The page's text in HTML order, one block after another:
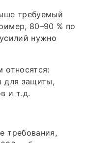
требуемый
80–90 % по
нужно
относятся:
для защиты,
и т. д.
требования,